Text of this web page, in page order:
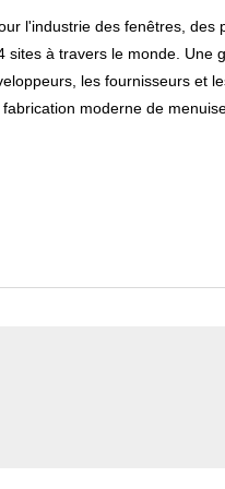
l'industrie des fenêtres,
à travers le monde. Une
les fournisseurs et
moderne de